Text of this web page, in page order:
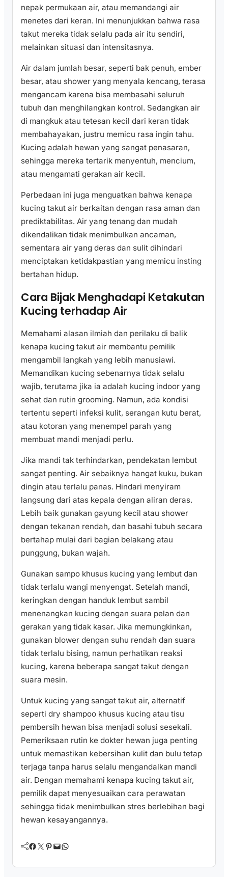
nepak permukaan air, atau memandangi air
menetes dari keran. Ini menunjukkan bahwa rasa
takut mereka tidak selalu pada air itu sendiri,
melainkan situasi dan intensitasnya.
Air dalam jumlah besar, seperti bak penuh, ember
besar, atau shower yang menyala kencang, terasa
mengancam karena bisa membasahi seluruh
tubuh dan menghilangkan kontrol. Sedangkan air
di mangkuk atau tetesan kecil dari keran tidak
membahayakan, justru memicu rasa ingin tahu.
Kucing adalah hewan yang sangat penasaran,
sehingga mereka tertarik menyentuh, mencium,
atau mengamati gerakan air kecil.
Perbedaan ini juga menguatkan bahwa kenapa
kucing takut air berkaitan dengan rasa aman dan
prediktabilitas. Air yang tenang dan mudah
dikendalikan tidak menimbulkan ancaman,
sementara air yang deras dan sulit dihindari
menciptakan ketidakpastian yang memicu insting
bertahan hidup.
Cara Bijak Menghadapi Ketakutan
Kucing terhadap Air
Memahami alasan ilmiah dan perilaku di balik
kenapa kucing takut air membantu pemilik
mengambil langkah yang lebih manusiawi.
Memandikan kucing sebenarnya tidak selalu
wajib, terutama jika ia adalah kucing indoor yang
sehat dan rutin grooming. Namun, ada kondisi
tertentu seperti infeksi kulit, serangan kutu berat,
atau kotoran yang menempel parah yang
membuat mandi menjadi perlu.
Jika mandi tak terhindarkan, pendekatan lembut
sangat penting. Air sebaiknya hangat kuku, bukan
dingin atau terlalu panas. Hindari menyiram
langsung dari atas kepala dengan aliran deras.
Lebih baik gunakan gayung kecil atau shower
dengan tekanan rendah, dan basahi tubuh secara
bertahap mulai dari bagian belakang atau
punggung, bukan wajah.
Gunakan sampo khusus kucing yang lembut dan
tidak terlalu wangi menyengat. Setelah mandi,
keringkan dengan handuk lembut sambil
menenangkan kucing dengan suara pelan dan
gerakan yang tidak kasar. Jika memungkinkan,
gunakan blower dengan suhu rendah dan suara
tidak terlalu bising, namun perhatikan reaksi
kucing, karena beberapa sangat takut dengan
suara mesin.
Untuk kucing yang sangat takut air, alternatif
seperti dry shampoo khusus kucing atau tisu
pembersih hewan bisa menjadi solusi sesekali.
Pemeriksaan rutin ke dokter hewan juga penting
untuk memastikan kebersihan kulit dan bulu tetap
terjaga tanpa harus selalu mengandalkan mandi
air. Dengan memahami kenapa kucing takut air,
pemilik dapat menyesuaikan cara perawatan
sehingga tidak menimbulkan stres berlebihan bagi
hewan kesayangannya.
Facebook Twitter Pinterest Mail WhatsApp